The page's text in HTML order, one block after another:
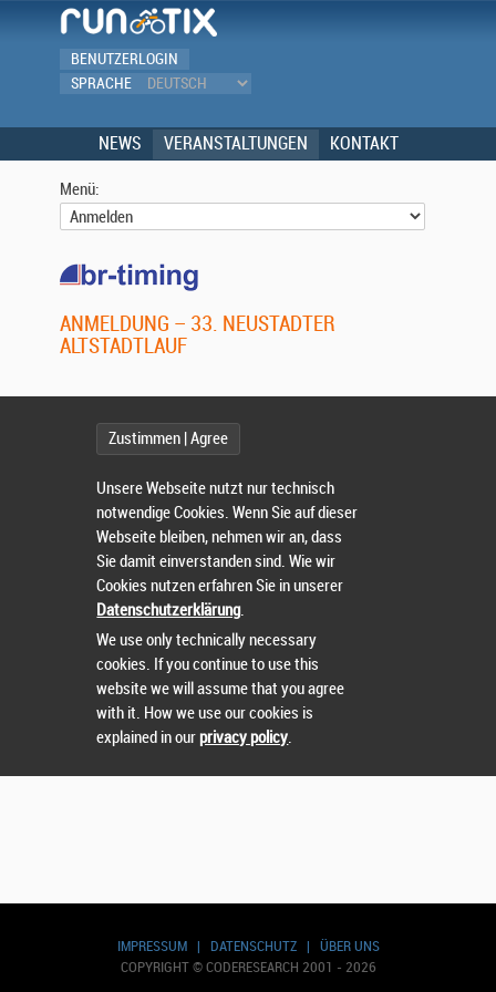
BENUTZERLOGIN
SPRACHE
NEWS VERANSTALTUNGEN KONTAKT
Menü:
ANMELDUNG – 33. NEUSTADTER
ALTSTADTLAUF
IMPRESSUM| DATENSCHUTZ| ÜBER UNS
COPYRIGHT © CODERESEARCH 2001 - 2026
Benutzerkonto erstellen
Weiter ohne Benutzerkonto
Einzelanmeldung
Team Anmeldung
Zustimmen | Agree
Unsere Webseite nutzt nur technisch
notwendige Cookies. Wenn Sie auf dieser
Webseite bleiben, nehmen wir an, dass
Sie damit einverstanden sind. Wie wir
Cookies nutzen erfahren Sie in unserer
Datenschutzerklärung.
We use only technically necessary
cookies. If you continue to use this
website we will assume that you agree
with it. How we use our cookies is
explained in ourprivacy policy.